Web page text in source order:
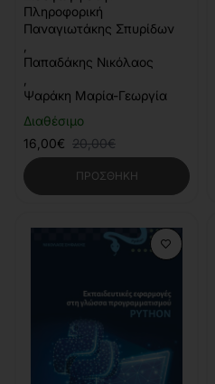
Διαθέσιμο
Πληροφορική
Παναγιωτάκης Σπυρίδων
Παπαδάκης Νικόλαος
Ψαράκη Μαρία-Γεωργία
16,00€ 20,00€
ΠΡΟΣΘΉΚΗ